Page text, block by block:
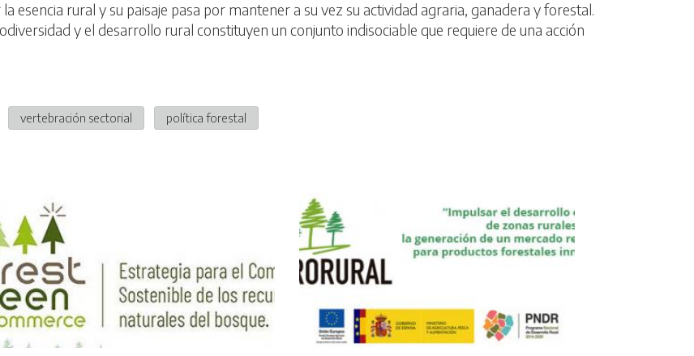
esencia rural y su paisaje pasa por mantener a su vez su actividad agraria, ganadera y forestal.
y el desarrollo rural constituyen un conjunto indisociable que requiere de una acción
vertebración sectorial política forestal